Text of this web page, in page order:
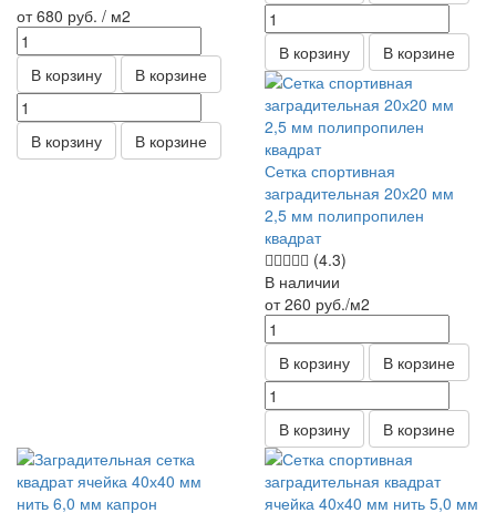
от 680 руб. / м2
В корзину В корзине
В корзину В корзине
В корзину В корзине
Сетка спортивная
заградительная 20х20 мм
2,5 мм полипропилен
квадрат
(4.3)
В наличии
от 260 руб./м2
В корзину В корзине
В корзину В корзине